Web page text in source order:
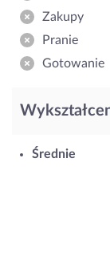
Zakupy
Pranie
Gotowanie
Średnie